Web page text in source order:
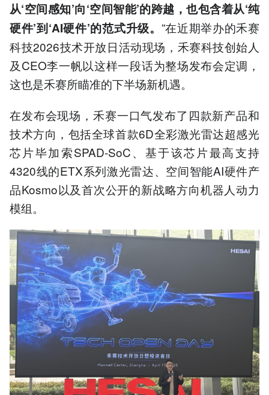
参考
从‘空间感知’向‘空间智能’的跨越，也包含着从‘纯
硬件’到‘AI硬件’的范式升级。 ”在近期举办的禾赛
科技2026技术开放日活动现场，禾赛科技创始人
及CEO李一帆以这样一段话为整场发布会定调，
这也是禾赛所瞄准的下半场新机遇。
在发布会现场，禾赛一口气发布了四款新产品和
技术方向，包括全球首款6D全彩激光雷达超感光
芯片毕加索SPAD-SoC、基于该芯片最高支持
4320线的ETX系列激光雷达、空间智能AI硬件产
品Kosmo以及首次公开的新战略方向机器人动力
模组。